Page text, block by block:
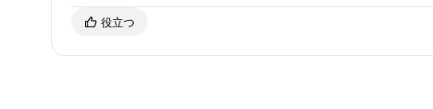
役立つ